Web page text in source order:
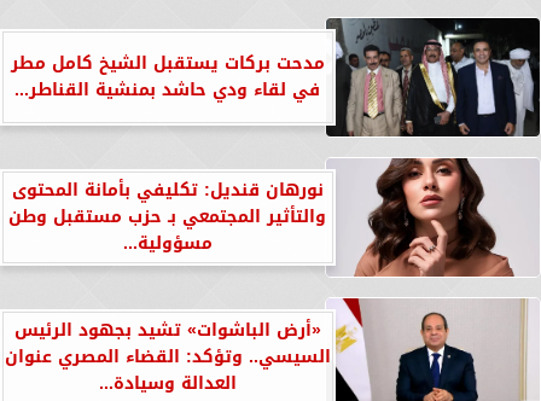
مدحت بركات يستقبل الشيخ كامل مطر
في لقاء ودي حاشد بمنشية القناطر...
نورهان قنديل: تكليفي بأمانة المحتوى
والتأثير المجتمعي بـ حزب مستقبل وطن
مسؤولية...
«أرض الباشوات» تشيد بجهود الرئيس
السيسي.. وتؤكد: القضاء المصري عنوان
العدالة وسيادة...